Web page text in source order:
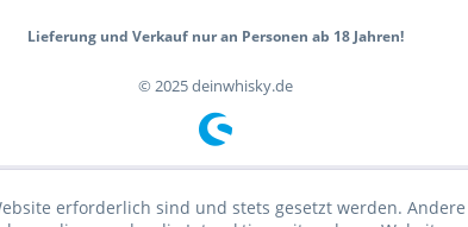
Lieferung und Verkauf nur an Personen ab 18 Jahren!
© 2025 deinwhisky.de
erforderlich sind und stets gesetzt werden. Andere